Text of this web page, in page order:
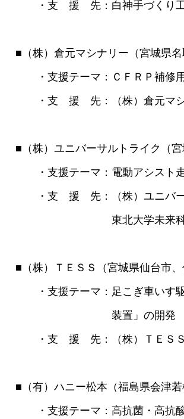
・支 援 先：白神手づくり工房
■（株）倉元マシナリー（宮城県
・支援テーマ：ＣＦＲＰ補修用
・支 援 先：（株）倉元マシナ
■（株）ユニバーサルトライク（
・支援テーマ：電動アシスト走
・支 援 先：（株）ユニバーサ
東北大学未来科学技術共
■（株）ＴＥＳＳ（宮城県仙台市
・支援テーマ：足こぎ車いす駆
装置」の開発
・支 援 先：（株）ＴＥＳＳ、
■（有）ハニー松本（福島県会津
・支援テーマ：高抗菌・高抗酸